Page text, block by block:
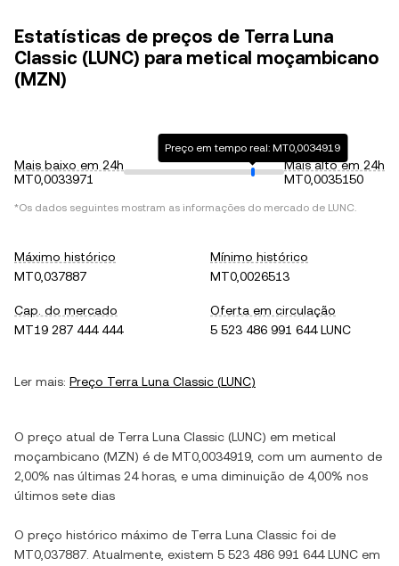
Estatísticas de preços de Terra Luna
Classic (LUNC) para metical moçambicano
(MZN)
Mais baixo em 24h
MT0,0033971
Preço em tempo real: MT0,0034919
Mais alto em 24h
MT0,0035150
*Os dados seguintes mostram as informações do mercado de LUNC.
Máximo histórico
MT0,037887
Mínimo histórico
MT0,0026513
Cap. do mercado
MT19 287 444 444
Oferta em circulação
5 523 486 991 644 LUNC
Ler mais: Preço Terra Luna Classic (LUNC)
O preço atual de Terra Luna Classic (LUNC) em metical
moçambicano (MZN) é de MT0,0034919 , com um aumento de
2,00% nas últimas 24 horas, e uma diminuição de 4,00% nos
últimos sete dias
O preço histórico máximo de Terra Luna Classic foi de
MT0,037887 . Atualmente, existem 5 523 486 991 644 LUNC em